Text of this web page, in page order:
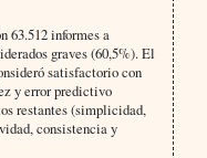
63.512 informes a
graves (60,5%). El
satisfactorio con
y error predictivo
restantes (simplicidad,
consistencia y